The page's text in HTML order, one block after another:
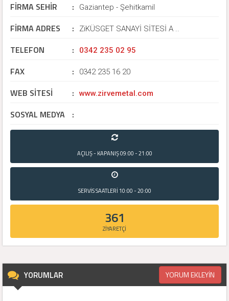
FİRMA SEHİR : Gaziantep - Şehitkamil
FİRMA ADRES : ZiKÜSGET SANAYİ SİTESİ A ..
TELEFON : 0342 235 02 95
FAX : 0342 235 16 20
WEB SİTESİ : www.zirvemetal.com
SOSYAL MEDYA :
AÇILIŞ - KAPANIŞ09:00 - 21:00
SERVİS SAATLERİ 10:00 - 20:00
361
ZİYARETÇİ
YORUMLAR YORUM EKLEYİN